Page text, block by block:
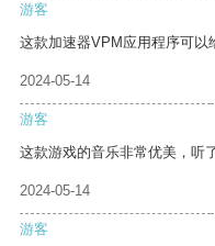
游客
这款加速器VPM应用程序可以
2024-05-14
游客
这款游戏的音乐非常优美，听
2024-05-14
游客